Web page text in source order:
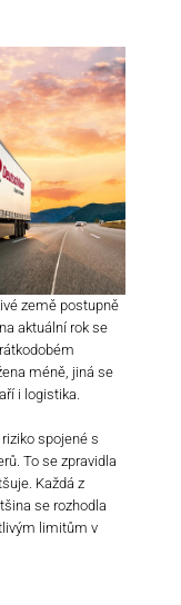
země postupně
aktuální rok se
méně, jiná se
i logistika.
spojené s
To se zpravidla
Každá z
se rozhodla
limitům v